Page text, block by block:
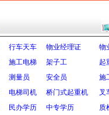
行车天车 物业经理证
物
施工电梯 架子工
起
测量员 安全员
施
电梯司机 桥门式起重机
叉
民办学历 中专学历 质